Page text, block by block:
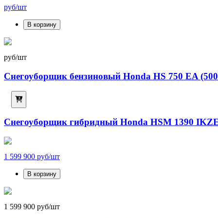
руб/шт
В корзину
руб/шт
Снегоуборщик бензиновый Honda HS 750 EA
Снегоуборщик гибридный Honda HSM 1390
1 599 900 руб/шт
В корзину
1 599 900 руб/шт